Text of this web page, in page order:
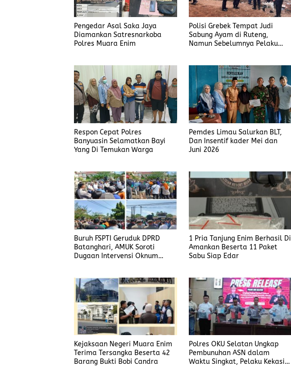
Pengedar Asal Saka Jaya
Diamankan Satresnarkoba
Polres Muara Enim
Polisi Grebek Tempat Judi
Sabung Ayam di Ruteng,
Namun Sebelumnya Pelaku
Respon Cepat Polres
Banyuasin Selamatkan Bayi
Yang Di Temukan Warga
Pemdes Limau Salurkan BLT,
Dan Insentif kader Mei dan
Juni 2026
Buruh FSPTI Geruduk DPRD
Batanghari, AMUK Soroti
Dugaan Intervensi Oknum
1 Pria Tanjung Enim Berhasil Di
Amankan Beserta 11 Paket
Sabu Siap Edar
Kejaksaan Negeri Muara Enim
Terima Tersangka Beserta 42
Barang Bukti Bobi Candra
Polres OKU Selatan Ungkap
Pembunuhan ASN dalam
Waktu Singkat, Pelaku Kekasih